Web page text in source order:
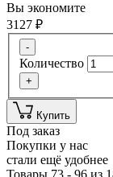
Вы экономите
3127 ₽
-
Количество
+
Купить
Под заказ
Покупки у нас
стали ещё удобнее